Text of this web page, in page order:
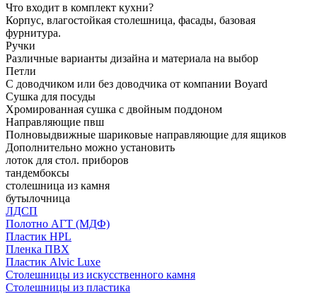
Что входит в комплект кухни?
Корпус, влагостойкая столешница, фасады, базовая
фурнитура.
Ручки
Различные варианты дизайна и материала на выбор
Петли
С доводчиком или без доводчика от компании Boyard
Сушка для посуды
Хромированная сушка с двойным поддоном
Направляющие пвш
Полновыдвижные шариковые направляющие для ящиков
Дополнительно можно установить
лоток для стол. приборов
тандембоксы
столешница из камня
бутылочница
ЛДСП
Полотно АГТ (МДФ)
Пластик HPL
Пленка ПВХ
Пластик Alvic Luxe
Столешницы из искусственного камня
Столешницы из пластика